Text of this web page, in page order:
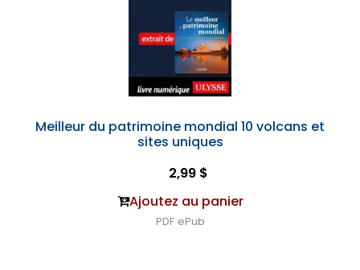
Meilleur du patrimoine mondial 10 volcans et
sites uniques
2,99 $
Ajoutez au panier
PDF ePub